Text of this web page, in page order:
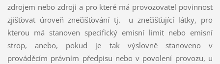
zdrojem nebo zdroji a pro které má provozovatel povinnost
zjišťovat úroveň znečišťování tj. u znečišťující látky, pro
kterou má stanoven specifický emisní limit nebo emisní
strop, anebo, pokud je tak výslovně stanoveno v
prováděcím právním předpisu nebo v povolení provozu, u